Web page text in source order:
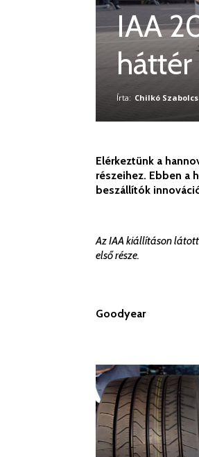
IAA
háttér
Írta: Chilkó Szabolcs
Elérkeztünk a
részeihez. Ebben a
beszállítók
Az IAA kiállításon
első része.
Goodyear